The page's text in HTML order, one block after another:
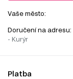
Vaše město:
Doručení na adresu:
- Kurýr
Platba